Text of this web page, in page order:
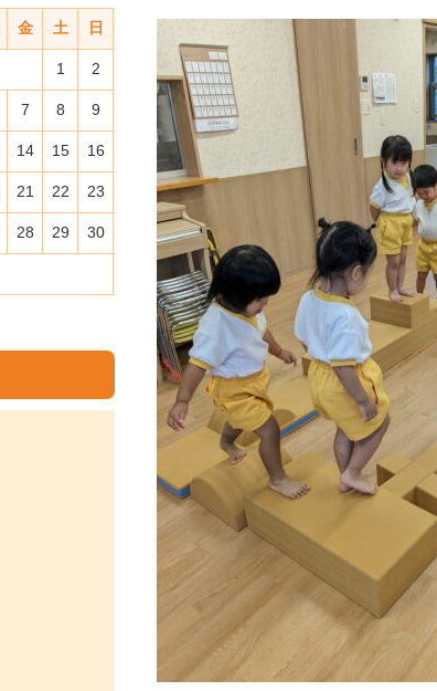
金 土 日
1 2
7 8 9
14 15 16
21 22 23
28 29 30